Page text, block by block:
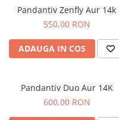
Pandantiv Zenfly Aur 14k
550,00 RON
ADAUGA IN COS
Pandantiv Duo Aur 14K
600,00 RON